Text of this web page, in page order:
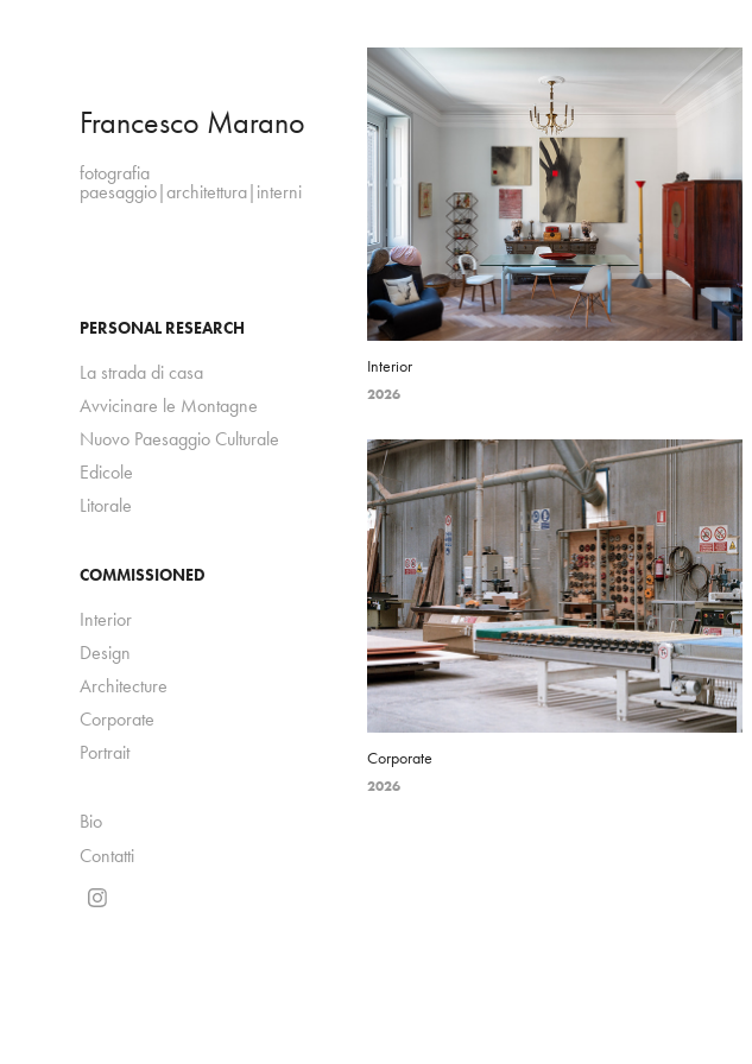
Francesco Marano
fotografia
paesaggio|architettura|interni
PERSONAL RESEARCH
La strada di casa
Avvicinare le Montagne
Nuovo Paesaggio Culturale
Edicole
Litorale
COMMISSIONED
Interior
Design
Architecture
Corporate
Portrait
Bio
Contatti
Interior
2026
Corporate
2026